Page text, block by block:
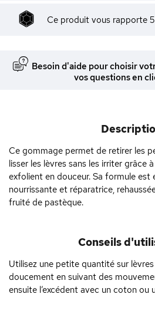
Ce produit vous rapporte
Besoin d'aide pour choisir
vos questions en
Ce gommage permet de retirer les
lisser les lèvres sans les irriter grâce
exfolient en douceur. Sa formule est
nourrissante et réparatrice,
fruité de pastèque.
Conseils
Utilisez une petite quantité sur
doucement en suivant des
ensuite l’excédent avec un coton ou